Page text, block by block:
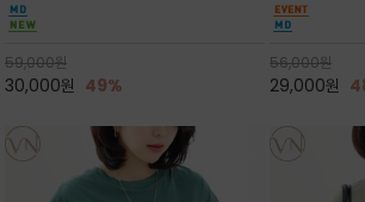
아(Sepia)나 파스텔 톤의 해변 풍경으로 세련
된 뮤트톤 컬러 팔레트로 빈티지한 무드의 선샤
인 프린트가 더해져 담백하면서도 감각
59,000원
30,000원 49%
말(Horse) 드로
감각적인 아트워
을 완성할 수 있습
56,000원
29,000원